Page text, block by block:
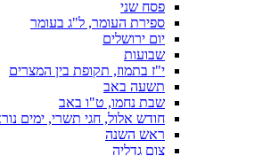
פסח שני
ספירת העומר, ל"ג בעומר
יום ירושלים
שבועות
י"ז בתמוז, תקופת בין המצרים
תשעה באב
שבת נחמו, ט"ו באב
חודש אלול, חגי תשרי, ימים
ראש השנה
צום גדליה